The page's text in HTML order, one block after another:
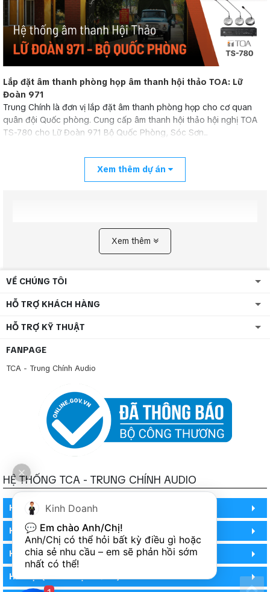
Lắp đặt âm thanh phòng họp âm thanh hội thảo TOA: Lữ
Đoàn 971
Trung Chính là đơn vị lắp đặt âm thanh phòng họp cho cơ quan
quân đội Quốc phòng. Cung cấp âm thanh hội thảo hội nghị TOA
TS-780 cho Lữ Đoàn 971 Bộ Quốc Phòng, Sóc Sơn...
Xem thêm dự án
Xem thêm
VỀ CHÚNG TÔI
HỖ TRỢ KHÁCH HÀNG
HỖ TRỢ KỸ THUẬT
FANPAGE
TCA - Trung Chính Audio
HỆ THỐNG TCA - TRUNG CHÍNH AUDIO
HỒ CHÍ MINH
HỒ CHÍ MINH
HỒ CHÍ MINH (PHÒNG BẢO HÀNH)
HÀ NỘI (DEMO HỆ THỐNG)
Kinh Doanh
💬 Em chào Anh/Chị!
Anh/Chị có thể hỏi bất kỳ điều gì hoặc
chia sẻ nhu cầu – em sẽ phản hồi sớm
nhất có thể!